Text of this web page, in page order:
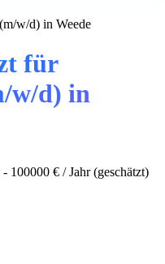
w/d) in Weede
für
w/d) in
100000 € / Jahr (geschätzt)